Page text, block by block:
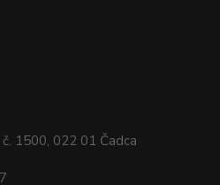
1500, 022 01 Čadca